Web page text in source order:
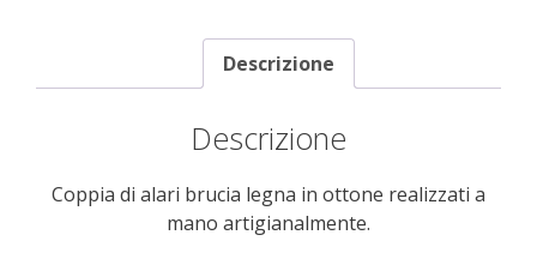
Descrizione
Descrizione
Coppia di alari brucia legna in ottone realizzati a
mano artigianalmente.